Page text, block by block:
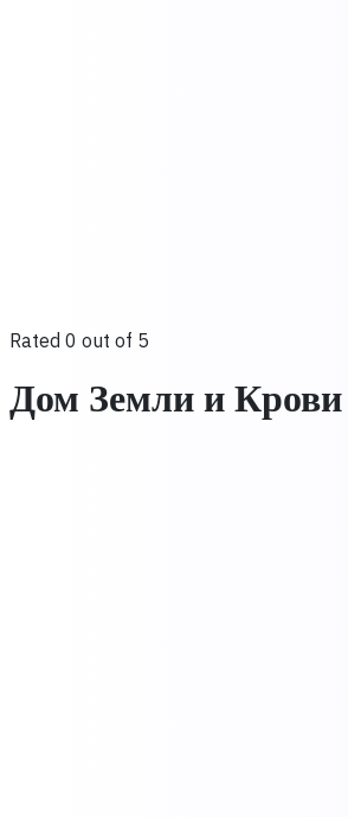
Rated 0 out of 5
Дом Земли и Крови